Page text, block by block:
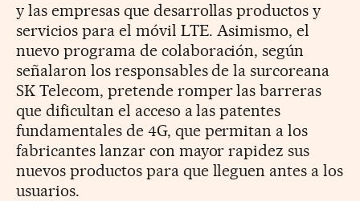
y las empresas que desarrollas productos y
servicios para el móvil LTE. Asimismo, el
nuevo programa de colaboración, según
señalaron los responsables de la surcoreana
SK Telecom, pretende romper las barreras
que dificultan el acceso a las patentes
fundamentales de 4G, que permitan a los
fabricantes lanzar con mayor rapidez sus
nuevos productos para que lleguen antes a los
usuarios.